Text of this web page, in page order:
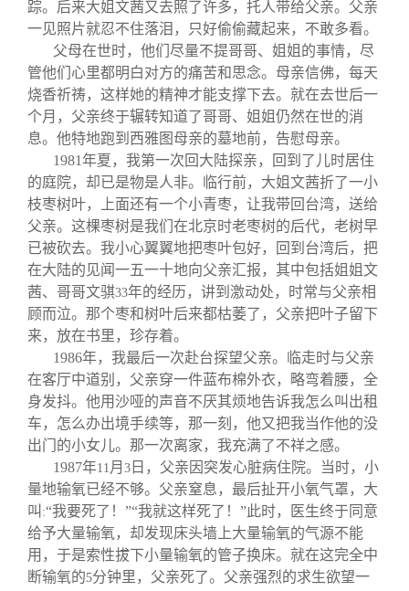
踪。后来大姐文茜又去照了许多，托人带给父亲。父亲
一见照片就忍不住落泪，只好偷偷藏起来，不敢多看。
父母在世时，他们尽量不提哥哥、姐姐的事情，尽
管他们心里都明白对方的痛苦和思念。母亲信佛，每天
烧香祈祷，这样她的精神才能支撑下去。就在去世后一
个月，父亲终于辗转知道了哥哥、姐姐仍然在世的消
息。他特地跑到西雅图母亲的墓地前，告慰母亲。
1981年夏，我第一次回大陆探亲，回到了儿时居住
的庭院，却已是物是人非。临行前，大姐文茜折了一小
枝枣树叶，上面还有一个小青枣，让我带回台湾，送给
父亲。这棵枣树是我们在北京时老枣树的后代，老树早
已被砍去。我小心翼翼地把枣叶包好，回到台湾后，把
在大陆的见闻一五一十地向父亲汇报，其中包括姐姐文
茜、哥哥文骐33年的经历，讲到激动处，时常与父亲相
顾而泣。那个枣和树叶后来都枯萎了，父亲把叶子留下
来，放在书里，珍存着。
1986年，我最后一次赴台探望父亲。临走时与父亲
在客厅中道别，父亲穿一件蓝布棉外衣，略弯着腰，全
身发抖。他用沙哑的声音不厌其烦地告诉我怎么叫出租
车，怎么办出境手续等，那一刻，他又把我当作他的没
出门的小女儿。那一次离家，我充满了不祥之感。
1987年11 月 3 日 ，父亲因突发心脏病住院。当时，小
量地输氧已经不够。父亲窒息，最后扯开小氧气罩，大
叫 :“我要死了！”“我就这样死了！”此时，医生终于同意
给予大量输氧，却发现床头墙上大量输氧的气源不能
用，于是索性拔下小量输氧的管子换床。就在这完全中
断输氧的5分钟里，父亲死了。父亲强烈的求生欲望一